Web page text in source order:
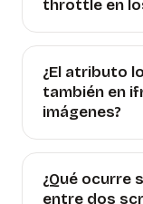
throttle en
¿El atributo
también en
imágenes?
¿Qué ocurre
entre dos